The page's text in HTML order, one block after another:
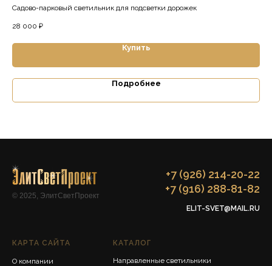
Садово-парковый светильник для подсветки дорожек
28 000 ₽
Купить
Подробнее
КАТАЛОГ
КАРТА САЙТА
© 2025, ЭлитСветПроект
ELIT-SVET@MAIL.RU
+7 (926) 214-20-22
+7 (916) 288-81-82
О компании Направленные светильники